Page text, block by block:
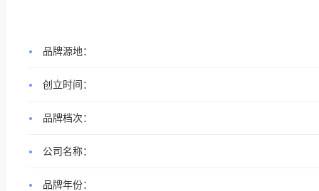
品牌源地：
创立时间：
品牌档次：
公司名称：
品牌年份：